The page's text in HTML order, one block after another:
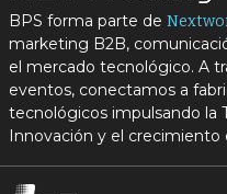
BPS forma parte de
marketing B2B,
el mercado tecnológico. A
eventos, conectamos a
tecnológicos impulsando la
Innovación y el crecimiento